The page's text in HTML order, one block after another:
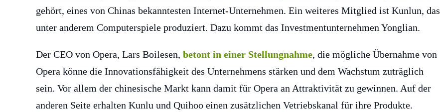
gehört, eines von Chinas bekanntesten Internet-Unternehmen. Ein weiteres Mitglied ist Kunlun, das
unter anderem Computerspiele produziert. Dazu kommt das Investmentunternehmen Yonglian.
Der CEO von Opera, Lars Boilesen, betont in einer Stellungnahme, die mögliche Übernahme von
Opera könne die Innovationsfähigkeit des Unternehmens stärken und dem Wachstum zuträglich
sein. Vor allem der chinesische Markt kann damit für Opera an Attraktivität zu gewinnen. Auf der
anderen Seite erhalten Kunlu und Quihoo einen zusätzlichen Vetriebskanal für ihre Produkte.